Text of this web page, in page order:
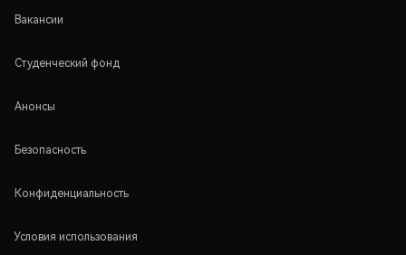
Вакансии
Студенческий фонд
Анонсы
Безопасность
Конфиденциальность
Условия использования